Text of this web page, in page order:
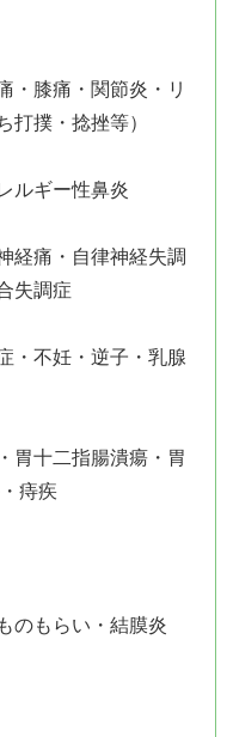
・膝痛・関節炎・リ
打撲・捻挫等）
ルギー性鼻炎
経痛・自律神経失調
失調症
・不妊・逆子・乳腺
胃十二指腸潰瘍・胃
痔疾
のもらい・結膜炎